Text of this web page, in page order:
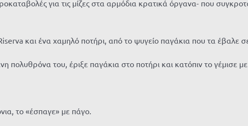
για τις μίζες στα αρμόδια κρατικά όργανα- που
και ένα χαμηλό ποτήρι, από το ψυγείο παγάκια που τα
πολυθρόνα του, έριξε παγάκια στο ποτήρι και κατόπιν το γέμισε
το «έσπαγε» με πάγο.